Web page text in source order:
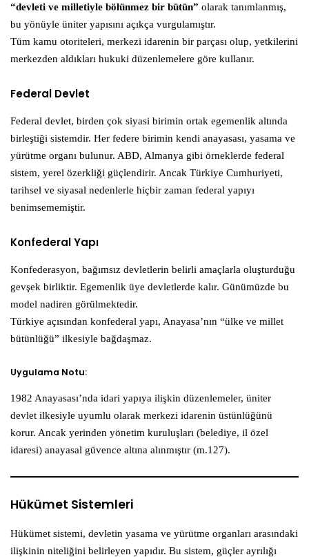
“devleti ve milletiyle bölünmez bir bütün” olarak tanımlanmış,
bu yönüyle üniter yapısını açıkça vurgulamıştır.
Tüm kamu otoriteleri, merkezi idarenin bir parçası olup, yetkilerini
merkezden aldıkları hukuki düzenlemelere göre kullanır.
Federal Devlet
Federal devlet, birden çok siyasi birimin ortak egemenlik altında
birleştiği sistemdir. Her federe birimin kendi anayasası, yasama ve
yürütme organı bulunur. ABD, Almanya gibi örneklerde federal
sistem, yerel özerkliği güçlendirir. Ancak Türkiye Cumhuriyeti,
tarihsel ve siyasal nedenlerle hiçbir zaman federal yapıyı
benimsememiştir.
Konfederal Yapı
Konfederasyon, bağımsız devletlerin belirli amaçlarla oluşturduğu
gevşek birliktir. Egemenlik üye devletlerde kalır. Günümüzde bu
model nadiren görülmektedir.
Türkiye açısından konfederal yapı, Anayasa’nın “ülke ve millet
bütünlüğü” ilkesiyle bağdaşmaz.
Uygulama Notu:
1982 Anayasası’nda idari yapıya ilişkin düzenlemeler, üniter
devlet ilkesiyle uyumlu olarak merkezi idarenin üstünlüğünü
korur. Ancak yerinden yönetim kuruluşları (belediye, il özel
idaresi) anayasal güvence altına alınmıştır (m.127).
Hükümet Sistemleri
Hükümet sistemi, devletin yasama ve yürütme organları arasındaki
ilişkinin niteliğini belirleyen yapıdır. Bu sistem, güçler ayrılığı